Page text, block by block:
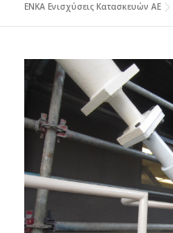
ENKA Ενισχύσεις Κατασκευών ΑΕ